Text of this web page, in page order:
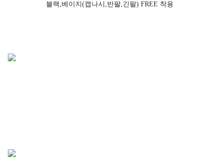
블랙,베이지(캡나시,반팔,긴팔) FREE 착용